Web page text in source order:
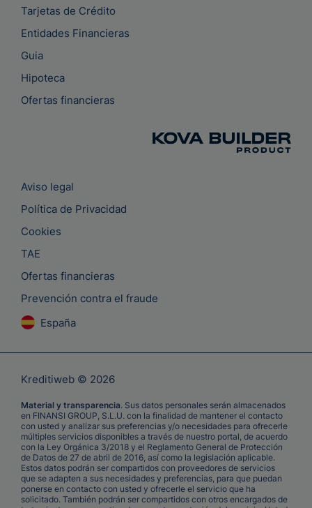
Tarjetas de Crédito
Entidades Financieras
Guia
Hipoteca
Ofertas financieras
Aviso legal
Política de Privacidad
Cookies
TAE
Ofertas financieras
Prevención contra el fraude
España
Kreditiweb © 2026
Material y transparencia. Sus datos personales serán almacenados
en FINANSI GROUP, S.L.U. con la finalidad de mantener el contacto
con usted y analizar sus preferencias y/o necesidades para ofrecerle
múltiples servicios disponibles a través de nuestro portal, de acuerdo
con la Ley Orgánica 3/2018 y el Reglamento General de Protección
de Datos de 27 de abril de 2016, así como la legislación aplicable.
Estos datos podrán ser compartidos con proveedores de servicios
que se adapten a sus necesidades y preferencias, para que puedan
ponerse en contacto con usted y ofrecerle el servicio que ha
solicitado. También podrán ser compartidos con otros encargados de